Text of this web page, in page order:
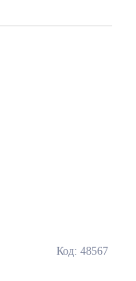
Код: 48567